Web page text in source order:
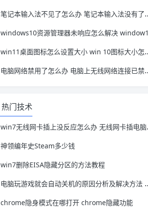
笔记本输入法不见了怎么办 笔记本输入法没有了怎么办
windows10资源管理器未响应怎么解决 window10资源管理器无响应
win11桌面图标怎么设置大小 win 10图标大小怎么设置
电脑网络禁用了怎么办 电脑上无线网络连接已禁用怎么办
热门技术
win7无线网卡插上没反应怎么办 无线网卡插电脑没反应怎么回事?
神领编年史Steam多少钱
win7删除EISA隐藏分区的方法教程
电脑玩游戏就会自动关机的原因分析及解决方法 电脑玩游戏就自动关机是什么原因
chrome隐身模式在哪打开 chrome隐藏功能